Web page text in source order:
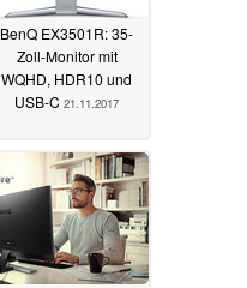
BenQ EX3501R: 35-
Zoll-Monitor mit
WQHD, HDR10 und
USB-C 21.11.2017